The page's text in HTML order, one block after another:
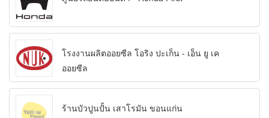
โรงงานผลิตออยซีล โอริง ปะเก็น - เอ็น ยู เค
ออยซีล
ร้านบัวปูนปั้น เสาโรมัน ขอนแก่น